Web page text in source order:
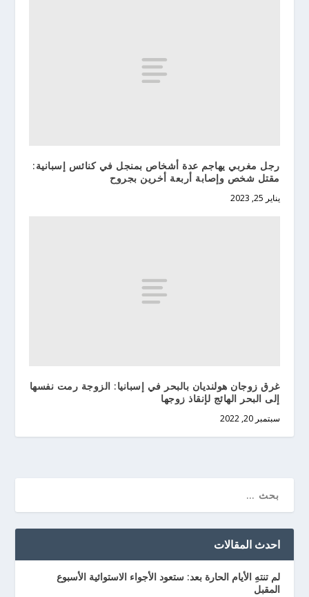
رجل مغربي يهاجم عدة أشخاص بمنجل في كنائس إسبانية:
مقتل شخص وإصابة أربعة أخرين بجروح
يناير 25, 2023
غرق زوجان هولنديان بالبحر في إسبانيا: الزوجة رمت نفسها
إلى البحر الهائج لإنقاذ زوجها
سبتمبر 20, 2022
احدث المقالات
لم تنتهِ الأيام الحارة بعد: ستعود الأجواء الاستوائية الأسبوع
المقبل